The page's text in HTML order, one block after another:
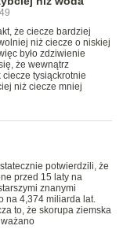
że ciecze bardziej
niż ciecze o niskiej
było zdziwienie
że wewnątrz
tysiąckrotnie
niż ciecze mniej
potwierdzili, że
przed 15 laty na
znanymi
na 4,374 miliarda lat.
to, że skorupa ziemska